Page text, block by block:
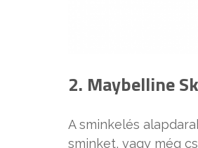
2. Maybelline
A sminkelés
sminket, vagy még